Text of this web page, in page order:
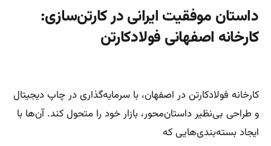
داستان موفقیت ایرانی در کارتن‌سازی:
کارخانه اصفهانی فولادکارتن
کارخانه فولادکارتن در اصفهان، با سرمایه‌گذاری در چاپ دیجیتال
و طراحی بی‌نظیر داستان‌محور، بازار خود را متحول کند. آن‌ها با
ایجاد بسته‌بندی‌هایی که